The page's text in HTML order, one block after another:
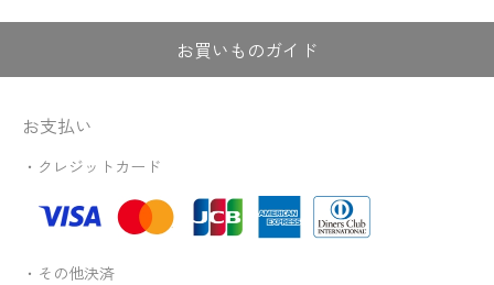
お買いものガイド
お支払い
・クレジットカード
・その他決済